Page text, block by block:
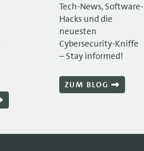
Tech-News, Software-
Hacks und die
neuesten
Cybersecurity-Kniffe
– Stay informed!
ZUM BLOG